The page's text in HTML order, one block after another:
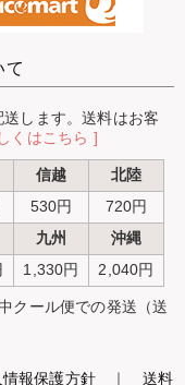
て
します。送料はお客
くはこちら ]
信越
北陸
530円
720円
九州
沖縄
1,330円 2,040円
クール便での発送（送
報保護方針 ｜ 送料